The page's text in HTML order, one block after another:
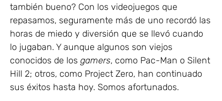
también bueno? Con los videojuegos que
repasamos, seguramente más de uno recordó las
horas de miedo y diversión que se llevó cuando
lo jugaban. Y aunque algunos son viejos
conocidos de los gamers, como Pac-Man o Silent
Hill 2; otros, como Project Zero, han continuado
sus éxitos hasta hoy. Somos afortunados.